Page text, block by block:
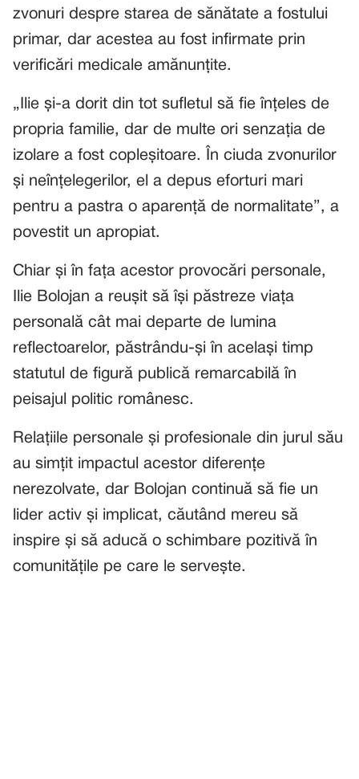
zvonuri despre starea de sănătate a fostului
primar, dar acestea au fost infirmate prin
verificări medicale amănunțite.
„Ilie și-a dorit din tot sufletul să fie înțeles de
propria familie, dar de multe ori senzația de
izolare a fost copleșitoare. În ciuda zvonurilor
și neînțelegerilor, el a depus eforturi mari
pentru a pastra o aparență de normalitate”, a
povestit un apropiat.
Chiar și în fața acestor provocări personale,
Ilie Bolojan a reușit să își păstreze viața
personală cât mai departe de lumina
reflectoarelor, păstrându-și în același timp
statutul de figură publică remarcabilă în
peisajul politic românesc.
Relațiile personale și profesionale din jurul său
au simțit impactul acestor diferențe
nerezolvate, dar Bolojan continuă să fie un
lider activ și implicat, căutând mereu să
inspire și să aducă o schimbare pozitivă în
comunitățile pe care le servește.